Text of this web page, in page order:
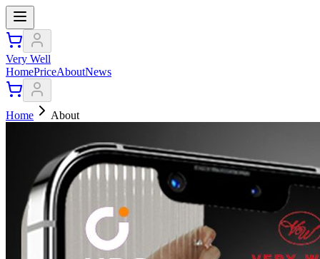
Very Well
HomePriceAboutNews
Home About